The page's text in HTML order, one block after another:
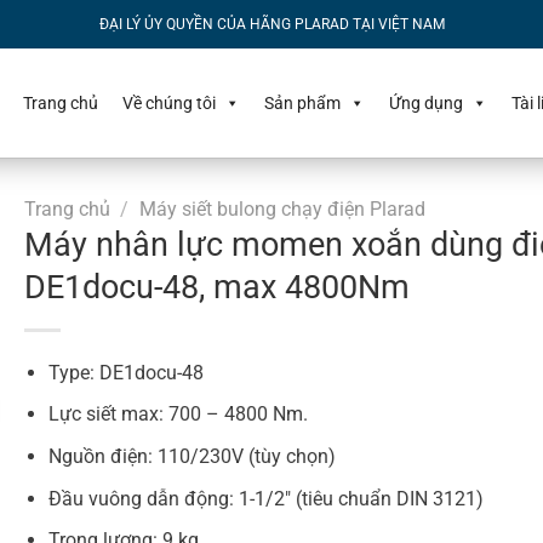
ĐẠI LÝ ỦY QUYỀN CỦA HÃNG PLARAD TẠI VIỆT NAM
Trang chủ Về chúng tôi Sản phẩm Ứng dụng Tài
Trang chủ / Máy siết bulong chạy điện Plarad
Máy nhân lực momen xoắn dùng
DE1docu-48, max 4800Nm
Type: DE1docu-48
Lực siết max: 700 – 4800 Nm.
Nguồn điện: 110/230V (tùy chọn)
Đầu vuông dẫn động: 1-1/2″ (tiêu chuẩn DIN 3121)